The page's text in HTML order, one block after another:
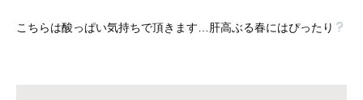
こちらは酸っぱい気持ちで頂きます…肝高ぶる春にはぴったり